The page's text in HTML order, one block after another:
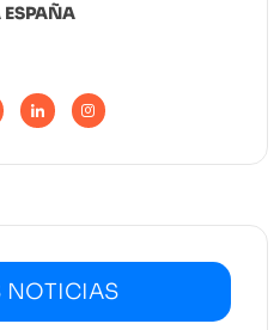
NOTICIAS